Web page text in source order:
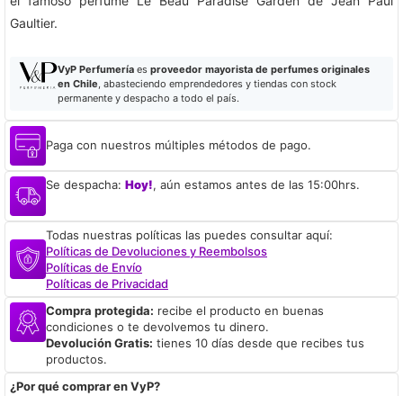
Gaultier.
VyP Perfumeríaes proveedor mayorista de perfumes originales
en Chile, abasteciendo emprendedores y tiendas con stock
permanente y despacho a todo el país.
Paga con nuestros múltiples métodos de pago.
Se despacha: Hoy!, aún estamos antes de las 15:00hrs.
Todas nuestras políticas las puedes consultar aquí:
Políticas de Devoluciones y Reembolsos
Políticas de Envío
Políticas de Privacidad
Compra protegida: recibe el producto en buenas
condiciones o te devolvemos tu dinero.
Devolución Gratis: tienes 10 días desde que recibes tus
productos.
¿Por qué comprar en VyP?